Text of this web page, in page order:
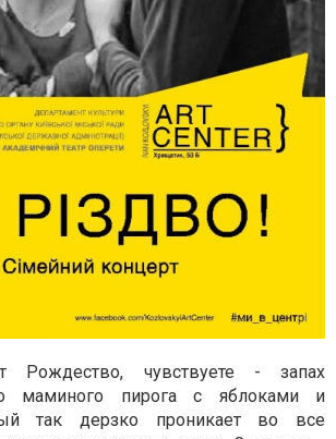
Рождество, чувствуете - запах
маминого пирога с яблоками и
так дерзко проникает во все